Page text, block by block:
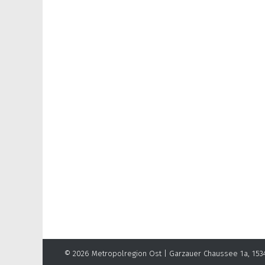
© 2026Metropolregion Ost | Garzauer Chaussee 1a,